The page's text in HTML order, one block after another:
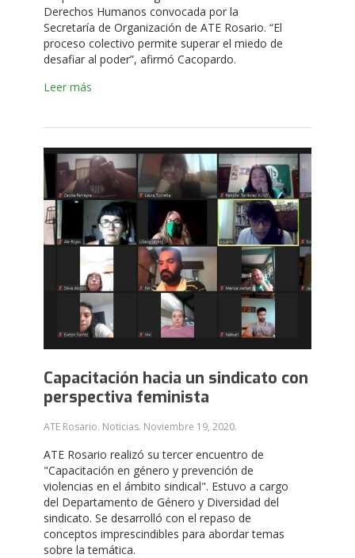
Derechos Humanos convocada por la
Secretaría de Organización de ATE Rosario. “El
proceso colectivo permite superar el miedo de
desafiar al poder”, afirmó Cacopardo.
Leer más
Capacitación hacia un sindicato con
perspectiva feminista
ATE Rosario. Noticias. Noviembre 19, 2020.
ATE Rosario realizó su tercer encuentro de
"Capacitación en género y prevención de
violencias en el ámbito sindical". Estuvo a cargo
del Departamento de Género y Diversidad del
sindicato. Se desarrolló con el repaso de
conceptos imprescindibles para abordar temas
sobre la temática.